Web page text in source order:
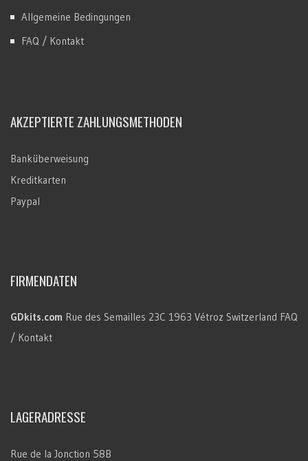
Allgemeine Bedingungen
FAQ / Kontakt
AKZEPTIERTE ZAHLUNGSMETHODEN
Banküberweisung
Kreditkarten
Paypal
FIRMENDATEN
GDkits.com Rue des Semailles 23C 1963 Vétroz Switzerland FAQ
/ Kontakt
LAGERADRESSE
Rue de la Jonction 58B